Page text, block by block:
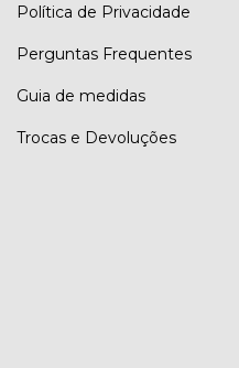
Política de Privacidade
Perguntas Frequentes
Guia de medidas
Trocas e Devoluções